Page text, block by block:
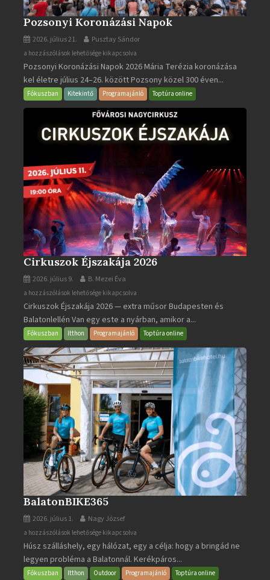
Pozsonyi Koronázási Napok
2026. július 21. Pusztay Sándor
Pozsonyi
Koronázási
Napok
bejegyzéshez
a hozzászólások lehetősége kikapcsolva
Pozsonyi Koronázási Napok 2026 Mária Terézia koronázása
kel életre július 24–26. között Pozsony közel 300 éven...
Fókuszban Kitekintő Programajánló Toptúra online
Cirkuszok Éjszakája 2026
2026. július 9. B. Mezei Éva
Cirkuszok
Éjszakája
2026
bejegyzéshez
a hozzászólások lehetősége kikapcsolva
Cirkuszok Éjszakája 2026 — extra műsor Budapesten és
Balatonlellén Van egy este a nyárban, amikor a...
Fókuszban Itthon Programajánló Toptúra online
BalatonBIKE365
2026. július 1. Nagy József
BalatonBIKE365
bejegyzéshez
a hozzászólások lehetősége kikapcsolva
Húsz szálláshely, egy hálózat, egy a célja: hogy a bringád ne
legyen probléma a Balatonnál. Kerékpáros...
Fókuszban Itthon Outdoor Programajánló Toptúra online